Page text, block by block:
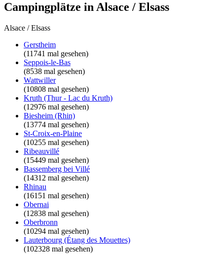
Campingplätze in Alsace / Elsass
Alsace / Elsass
Gerstheim
(11741 mal gesehen)
Seppois-le-Bas
(8538 mal gesehen)
Wattwiller
(10808 mal gesehen)
Kruth (Thur - Lac du Kruth)
(12976 mal gesehen)
Biesheim (Rhin)
(13774 mal gesehen)
St-Croix-en-Plaine
(10255 mal gesehen)
Ribeauvillé
(15449 mal gesehen)
Bassemberg bei Villé
(14312 mal gesehen)
Rhinau
(16151 mal gesehen)
Obernai
(12838 mal gesehen)
Oberbronn
(10294 mal gesehen)
Lauterbourg (Étang des Mouettes)
(102328 mal gesehen)